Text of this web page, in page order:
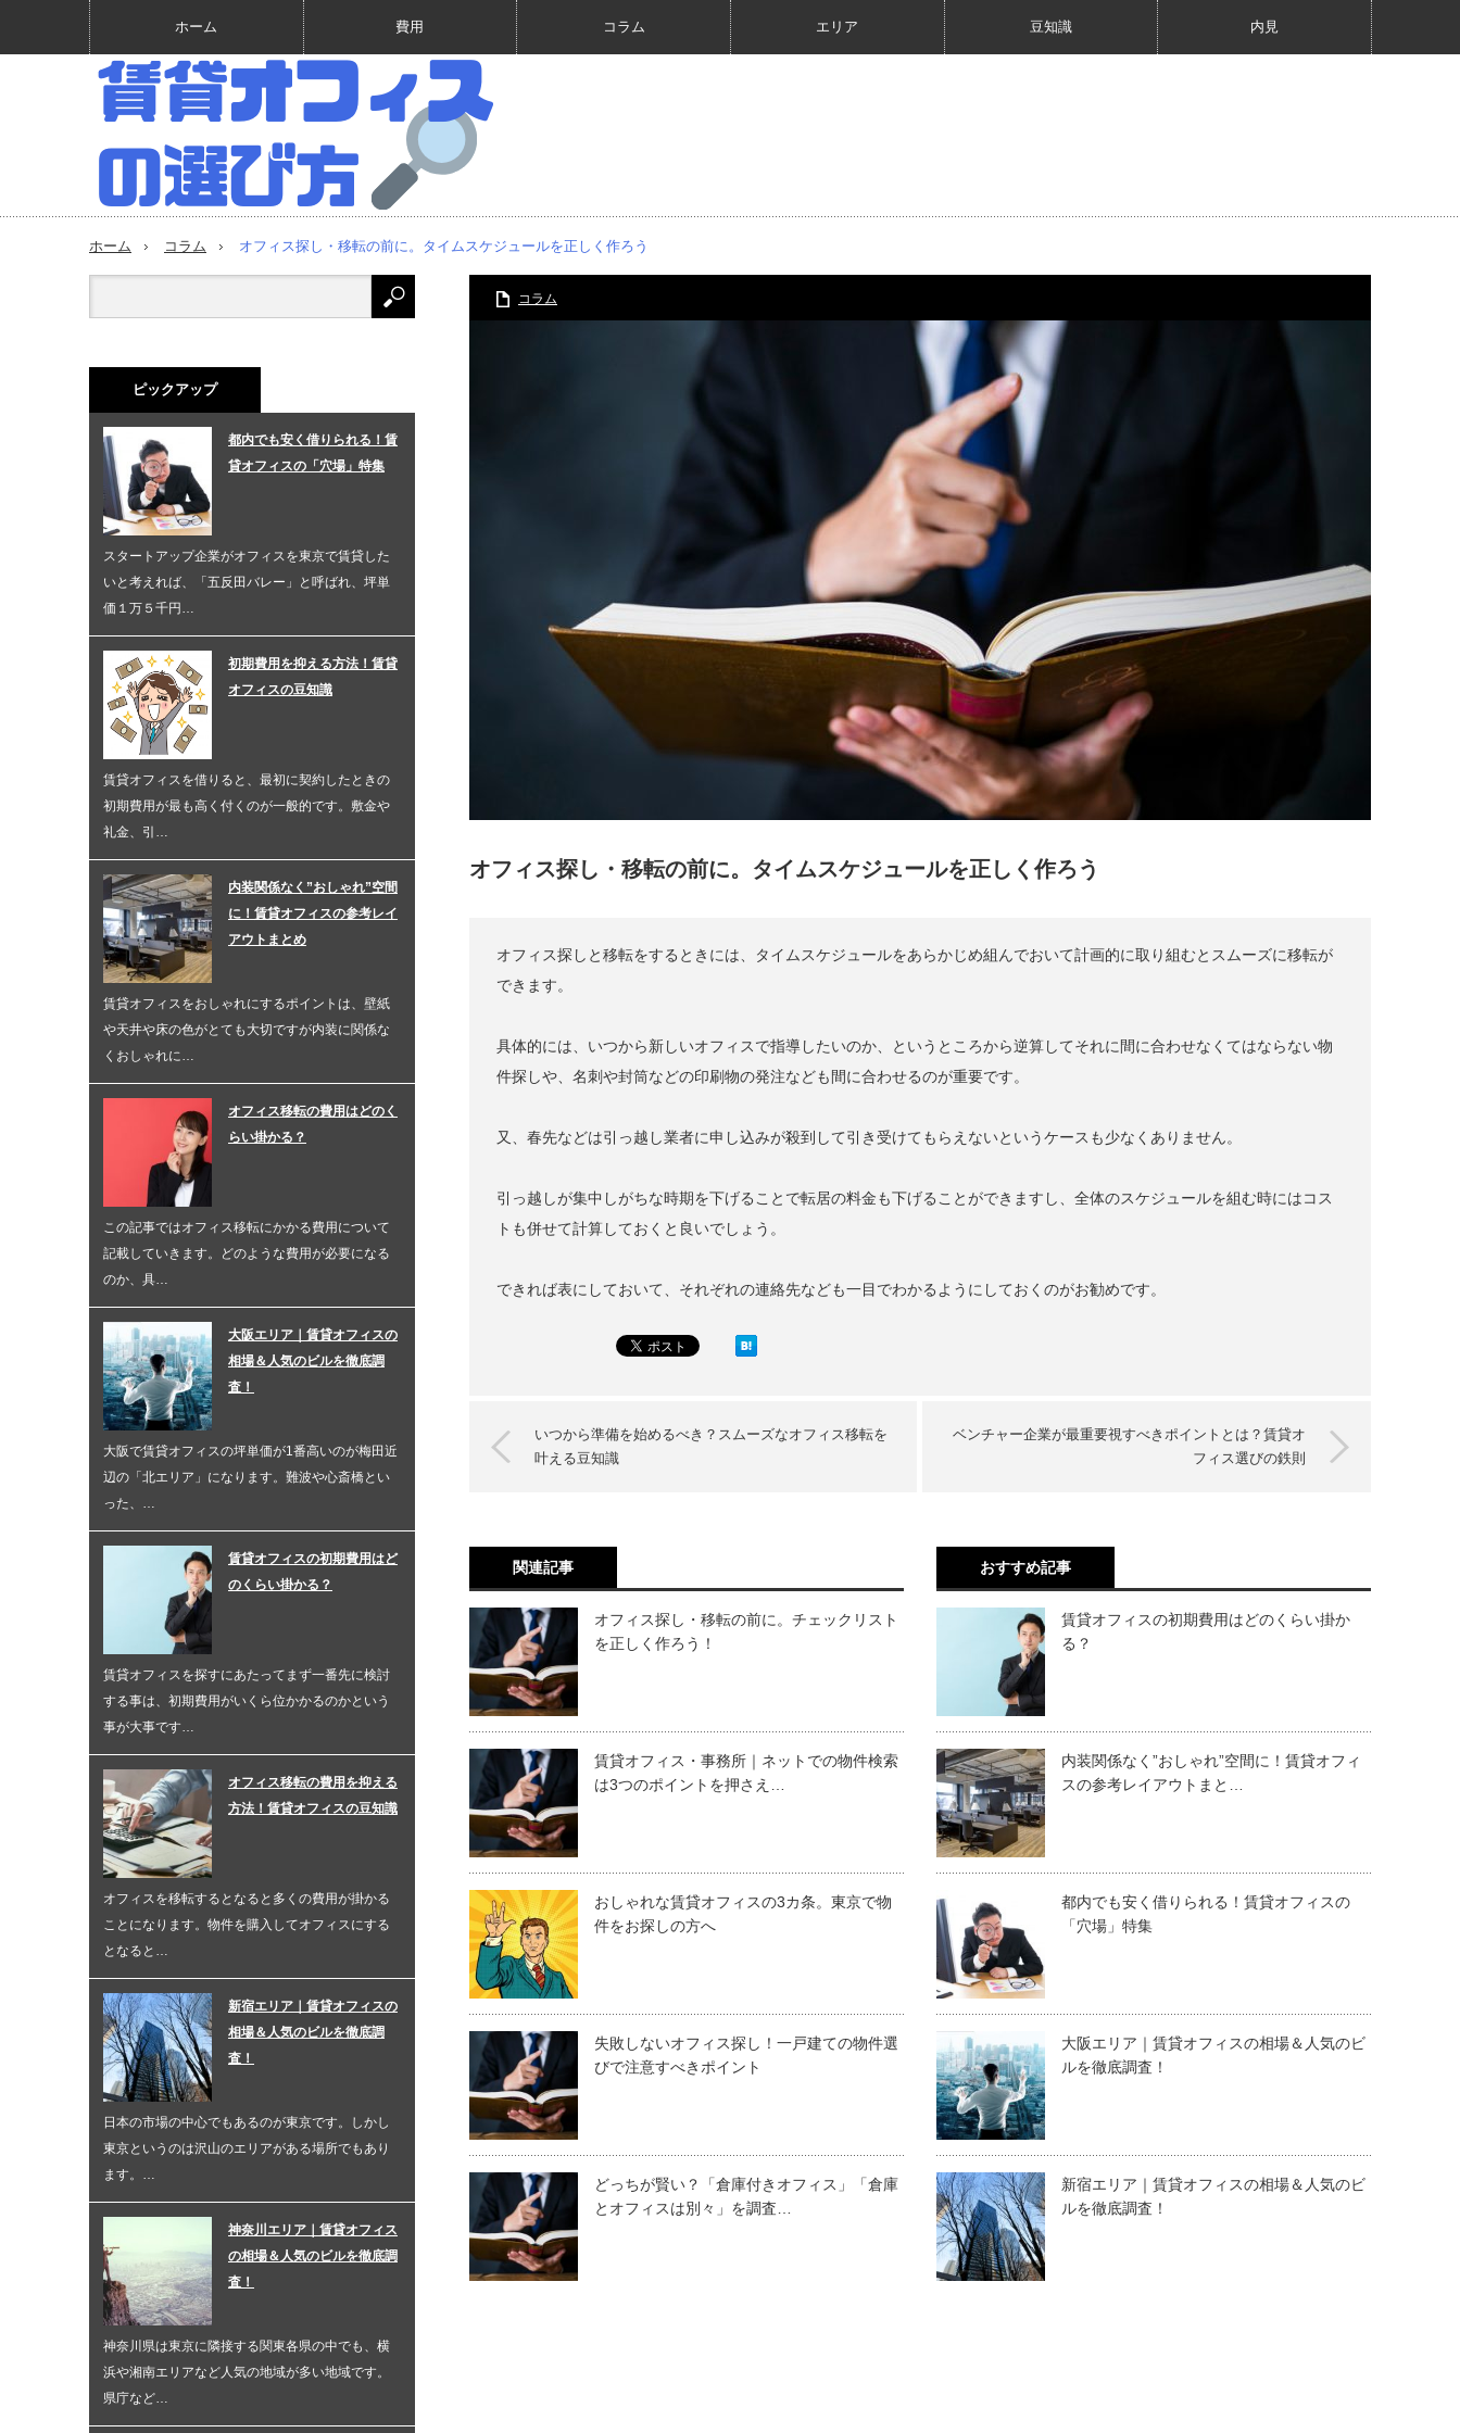
ホーム 費用 コラム エリア 豆知識 内見
ホーム コラム オフィス探し・移転の前に。タイムスケジュールを正しく作ろう
コラム
オフィス探し・移転の前に。タイムスケジュールを正しく作ろう
オフィス探しと移転をするときには、タイムスケジュールをあらかじめ組んでおいて計画的に取り組むとスムーズに移転が
できます。
具体的には、いつから新しいオフィスで指導したいのか、というところから逆算してそれに間に合わせなくてはならない物
件探しや、名刺や封筒などの印刷物の発注なども間に合わせるのが重要です。
又、春先などは引っ越し業者に申し込みが殺到して引き受けてもらえないというケースも少なくありません。
引っ越しが集中しがちな時期を下げることで転居の料金も下げることができますし、全体のスケジュールを組む時にはコス
トも併せて計算しておくと良いでしょう。
できれば表にしておいて、それぞれの連絡先なども一目でわかるようにしておくのがお勧めです。
いつから準備を始めるべき？スムーズなオフィス移転を
叶える豆知識
ベンチャー企業が最重要視すべきポイントとは？賃貸オ
フィス選びの鉄則
関連記事
オフィス探し・移転の前に。チェックリスト
を正しく作ろう！
賃貸オフィス・事務所｜ネットでの物件検索
は3つのポイントを押さえ…
おしゃれな賃貸オフィスの3カ条。東京で物
件をお探しの方へ
失敗しないオフィス探し！一戸建ての物件選
びで注意すべきポイント
どっちが賢い？「倉庫付きオフィス」「倉庫
とオフィスは別々」を調査…
おすすめ記事
賃貸オフィスの初期費用はどのくらい掛か
る？
内装関係なく”おしゃれ”空間に！賃貸オフィ
スの参考レイアウトまと…
都内でも安く借りられる！賃貸オフィスの
「穴場」特集
大阪エリア｜賃貸オフィスの相場＆人気のビ
ルを徹底調査！
新宿エリア｜賃貸オフィスの相場＆人気のビ
ルを徹底調査！
ピックアップ
都内でも安く借りられる！賃
貸オフィスの「穴場」特集
スタートアップ企業がオフィスを東京で賃貸した
いと考えれば、「五反田バレー」と呼ばれ、坪単
価１万５千円…
初期費用を抑える方法！賃貸
オフィスの豆知識
賃貸オフィスを借りると、最初に契約したときの
初期費用が最も高く付くのが一般的です。敷金や
礼金、引…
内装関係なく”おしゃれ”空間
に！賃貸オフィスの参考レイ
アウトまとめ
賃貸オフィスをおしゃれにするポイントは、壁紙
や天井や床の色がとても大切ですが内装に関係な
くおしゃれに…
オフィス移転の費用はどのく
らい掛かる？
この記事ではオフィス移転にかかる費用について
記載していきます。どのような費用が必要になる
のか、具…
大阪エリア｜賃貸オフィスの
相場＆人気のビルを徹底調
査！
大阪で賃貸オフィスの坪単価が1番高いのが梅田近
辺の「北エリア」になります。難波や心斎橋とい
った、…
賃貸オフィスの初期費用はど
のくらい掛かる？
賃貸オフィスを探すにあたってまず一番先に検討
する事は、初期費用がいくら位かかるのかという
事が大事です…
オフィス移転の費用を抑える
方法！賃貸オフィスの豆知識
オフィスを移転するとなると多くの費用が掛かる
ことになります。物件を購入してオフィスにする
となると…
新宿エリア｜賃貸オフィスの
相場＆人気のビルを徹底調
査！
日本の市場の中心でもあるのが東京です。しかし
東京というのは沢山のエリアがある場所でもあり
ます。…
神奈川エリア｜賃貸オフィス
の相場＆人気のビルを徹底調
査！
神奈川県は東京に隣接する関東各県の中でも、横
浜や湘南エリアなど人気の地域が多い地域です。
県庁など…